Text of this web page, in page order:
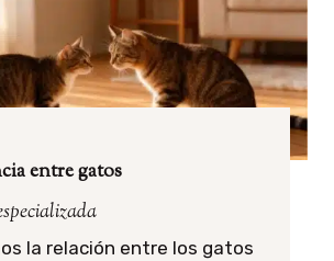
entre gatos
la relación entre los gatos